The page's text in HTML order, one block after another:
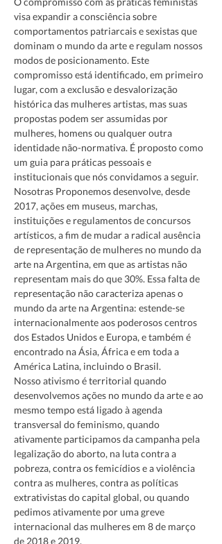
visa expandir a consciência sobre
comportamentos patriarcais e sexistas que
dominam o mundo da arte e regulam nossos
modos de posicionamento. Este
compromisso está identificado, em primeiro
lugar, com a exclusão e desvalorização
histórica das mulheres artistas, mas suas
propostas podem ser assumidas por
mulheres, homens ou qualquer outra
identidade não-normativa. É proposto como
um guia para práticas pessoais e
institucionais que nós convidamos a seguir.
Nosotras Proponemos desenvolve, desde
2017, ações em museus, marchas,
instituições e regulamentos de concursos
artísticos, a fim de mudar a radical ausência
de representação de mulheres no mundo da
arte na Argentina, em que as artistas não
representam mais do que 30%. Essa falta de
representação não caracteriza apenas o
mundo da arte na Argentina: estende-se
internacionalmente aos poderosos centros
dos Estados Unidos e Europa, e também é
encontrado na Ásia, África e em toda a
América Latina, incluindo o Brasil.
Nosso ativismo é territorial quando
desenvolvemos ações no mundo da arte e ao
mesmo tempo está ligado à agenda
transversal do feminismo, quando
ativamente participamos da campanha pela
legalização do aborto, na luta contra a
pobreza, contra os femicídios e a violência
contra as mulheres, contra as políticas
extrativistas do capital global, ou quando
pedimos ativamente por uma greve
internacional das mulheres em 8 de março